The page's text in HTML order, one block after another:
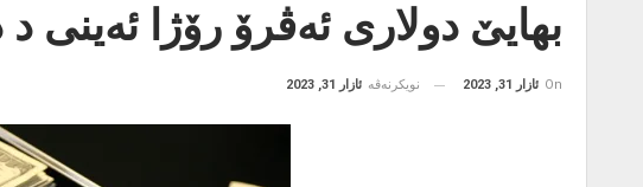
بهایێ دولاری ئەڤرۆ رۆژا ئەینی د
On ئازار 31, 2023 نویکرنەڤە ئازار 31, 2023